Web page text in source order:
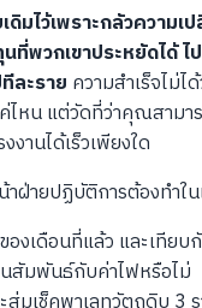
มไว้เพราะกลัวความเ
พวกเขาประหยัดได้ ไ
ละราย ความสำเร็จไม่
ไหน แต่วัดที่ว่าคุณสาม
งานได้เร็วเพียงใด
ฝ่ายปฏิบัติการต้องทำใ
องเดือนที่แล้ว และเทีย
นสัมพันธ์กับค่าไฟหรือไม่